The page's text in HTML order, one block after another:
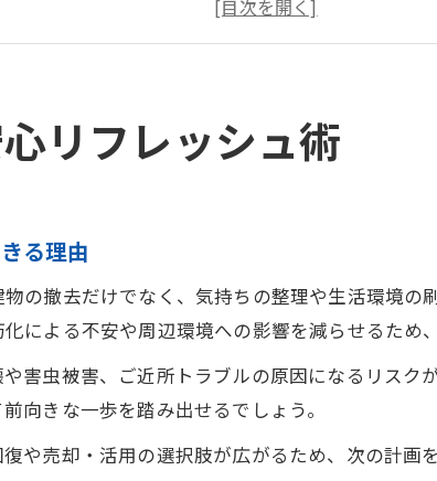
解体前に押さえたい心構えと実務の流れ
一軒家の解体費用から埋め戻しの流れまで
一軒家解体の費用相場と内訳のポイント
埋め戻し費用と解体後の土地仕上げの
解体工事の期間はどれくらいか押さえたい方
解体工事は何日で終わるか期間の目安
解体期間が延びる主な原因と対策ポイント
工事前準備から完了までの流れをつかも
リフレッシュ術
る理由
の撤去だけでなく、気持ちの整理や生活環境の
による不安や周辺環境への影響を減らせるため
害虫被害、ご近所トラブルの原因になるリスク
向きな一歩を踏み出せるでしょう。
や売却・活用の選択肢が広がるため、次の計